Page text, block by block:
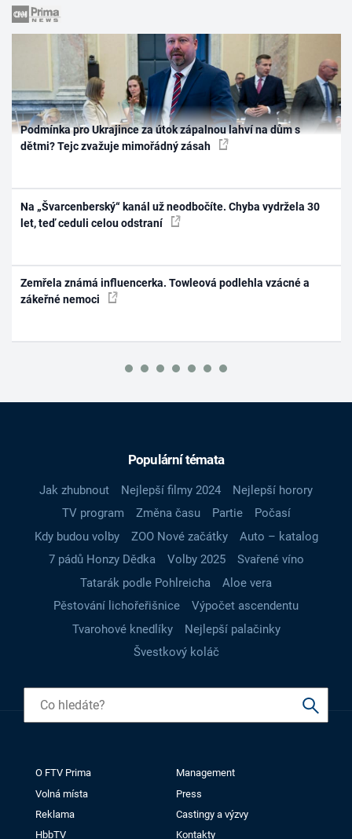
Podmínka pro Ukrajince za útok zápalnou lahví na dům s
dětmi? Tejc zvažuje mimořádný zásah
Na „Švarcenberský“ kanál už neodbočíte. Chyba vydržela 30
let, teď ceduli celou odstraní
Zemřela známá influencerka. Towleová podlehla vzácné a
zákeřné nemoci
Populární témata
Jak zhubnout Nejlepší filmy 2024
Nejlepší horory
TV program
Změna času Partie
Počasí
Kdy budou volby
ZOO Nové začátky
Auto – katalog
7 pádů Honzy Dědka
Volby 2025
Svařené víno
Tatarák podle Pohlreicha
Aloe vera
Pěstování lichořeřišnice
Výpočet ascendentu
Tvarohové knedlíky
Nejlepší palačinky
Švestkový koláč
O FTV Prima
Management
Volná místa
Press
Reklama
Castingy a výzvy
HbbTV
Kontakty